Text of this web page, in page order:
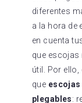
diferentes
a la hora de
en cuenta
que escojas
útil. Por ello,
que
plegables: